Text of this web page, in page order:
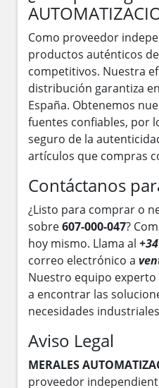
Como proveedor
productos auténticos de
competitivos. Nuestra
distribución garantiza
España. Obtenemos
fuentes confiables, por
seguro de la
artículos que compras
Contáctanos
¿Listo para comprar o
sobre607-000-047?
hoy mismo. Llama al
correo electrónico a
Nuestro equipo
a encontrar las
necesidades
Aviso Legal
MERALES
proveedor